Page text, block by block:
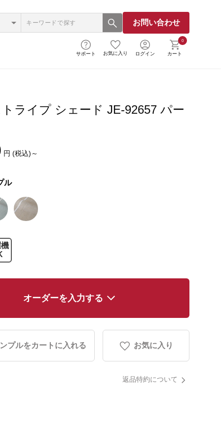
お問い合わせ
サポート お気に入り ログイン
0
カート
ライプ シェード JE-92657 パー
円 (税込)～
ル
オーダーを入力する
プルをカートに入れる お気に入り
返品特約について